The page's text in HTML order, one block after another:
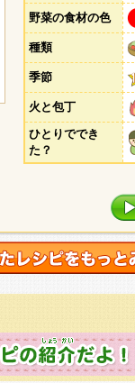
野菜の食材の色
種類
季節
火と包丁
ひとりででき
た？